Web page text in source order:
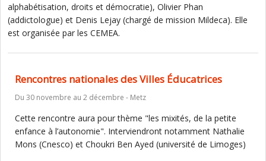
alphabétisation, droits et démocratie), Olivier Phan
(addictologue) et Denis Lejay (chargé de mission Mildeca). Elle
est organisée par les CEMEA.
Rencontres nationales des Villes Éducatrices
Du 30 novembre au 2 décembre - Metz
Cette rencontre aura pour thème "les mixités, de la petite
enfance à l’autonomie". Interviendront notamment Nathalie
Mons (Cnesco) et Choukri Ben Ayed (université de Limoges)